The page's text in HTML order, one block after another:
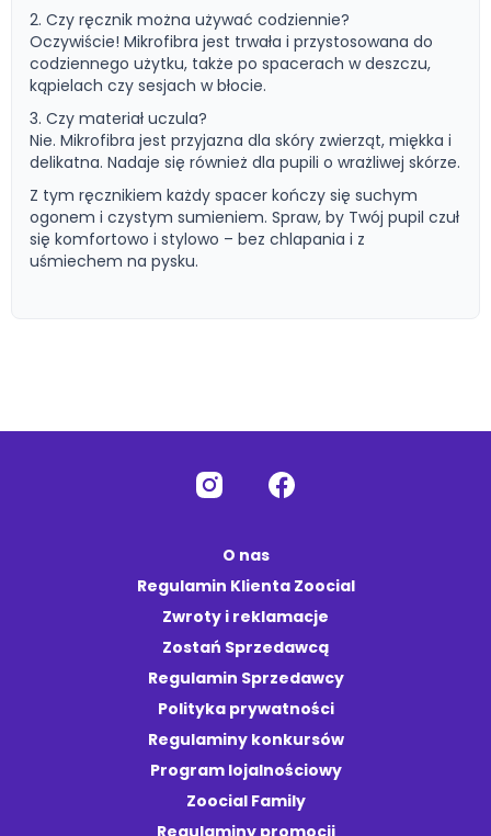
2. Czy ręcznik można używać codziennie?
Oczywiście! Mikrofibra jest trwała i przystosowana do
codziennego użytku, także po spacerach w deszczu,
kąpielach czy sesjach w błocie.
3. Czy materiał uczula?
Nie. Mikrofibra jest przyjazna dla skóry zwierząt, miękka i
delikatna. Nadaje się również dla pupili o wrażliwej skórze.
Z tym ręcznikiem każdy spacer kończy się suchym
ogonem i czystym sumieniem. Spraw, by Twój pupil czuł
się komfortowo i stylowo – bez chlapania i z
uśmiechem na pysku.
O nas
Regulamin Klienta Zoocial
Zwroty i reklamacje
Zostań Sprzedawcą
Regulamin Sprzedawcy
Polityka prywatności
Regulaminy konkursów
Program lojalnościowy
Zoocial Family